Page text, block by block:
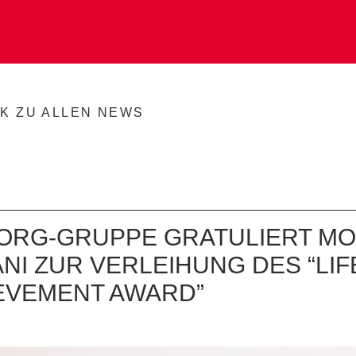
ZU ALLEN NEWS
GRUPPE GRATULIERT
ZUR VERLEIHUNG DES
AWARD”